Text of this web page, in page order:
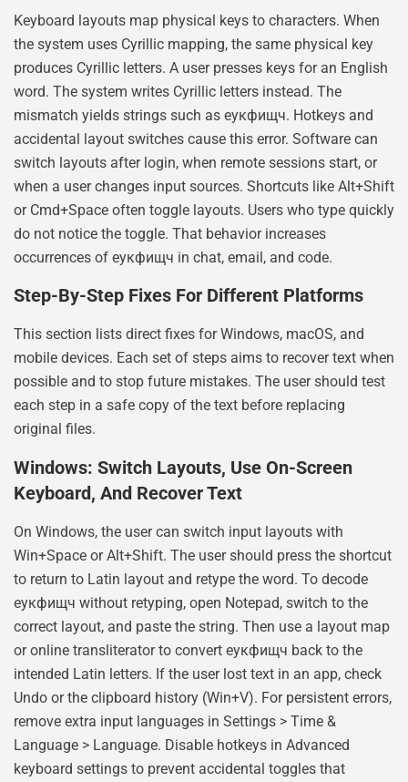
Keyboard layouts map physical keys to characters. When
the system uses Cyrillic mapping, the same physical key
produces Cyrillic letters. A user presses keys for an English
word. The system writes Cyrillic letters instead. The
mismatch yields strings such as еукфищч. Hotkeys and
accidental layout switches cause this error. Software can
switch layouts after login, when remote sessions start, or
when a user changes input sources. Shortcuts like Alt+Shift
or Cmd+Space often toggle layouts. Users who type quickly
do not notice the toggle. That behavior increases
occurrences of еукфищч in chat, email, and code.
Step-By-Step Fixes For Different Platforms
This section lists direct fixes for Windows, macOS, and
mobile devices. Each set of steps aims to recover text when
possible and to stop future mistakes. The user should test
each step in a safe copy of the text before replacing
original files.
Windows: Switch Layouts, Use On-Screen
Keyboard, And Recover Text
On Windows, the user can switch input layouts with
Win+Space or Alt+Shift. The user should press the shortcut
to return to Latin layout and retype the word. To decode
еукфищч without retyping, open Notepad, switch to the
correct layout, and paste the string. Then use a layout map
or online transliterator to convert еукфищч back to the
intended Latin letters. If the user lost text in an app, check
Undo or the clipboard history (Win+V). For persistent errors,
remove extra input languages in Settings > Time &
Language > Language. Disable hotkeys in Advanced
keyboard settings to prevent accidental toggles that